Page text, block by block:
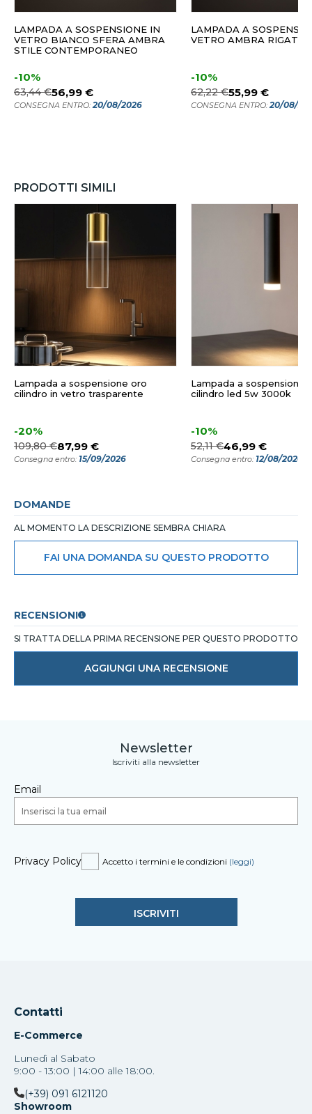
LAMPADA A SOSPENSIONE IN
VETRO BIANCO SFERA AMBRA
STILE CONTEMPORANEO
-10%
63,44 €56,99 €
CONSEGNA ENTRO:20/08/2026
LAMPADA A
VETRO AMBRA RIGATO
-10%
62,22 €55,99 €
CONSEGNA ENTRO:20/08/
PRODOTTI SIMILI
Lampada a sospensione oro
cilindro in vetro trasparente
-20%
109,80 €87,99 €
Consegna entro: 15/09/2026
Lampada a sospensione
cilindro led 5w 3000k
-10%
52,11 €46,99 €
Consegna entro: 12/08/2026
DOMANDE
AL MOMENTO LA DESCRIZIONE SEMBRA CHIARA
FAI UNA DOMANDA SU QUESTO PRODOTTO
RECENSIONI
SI TRATTA DELLA PRIMA RECENSIONE PER QUESTO PRODOTTO
AGGIUNGI UNA RECENSIONE
Newsletter
Iscriviti alla newsletter
Email
Privacy Policy Accetto i termini e le condizioni (leggi)
Contatti
E-Commerce
Lunedì al Sabato
9:00 - 13:00 | 14:00 alle 18:00.
(+39) 091 6121120
Showroom